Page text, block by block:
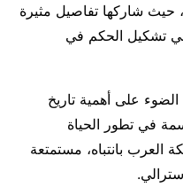
شاركها تفاصيل مثيرة
في تشكيل الحكم في
الضوء على أهمية تاريخ
في تطور الحياة
العرب بانتباه، مستمتعة